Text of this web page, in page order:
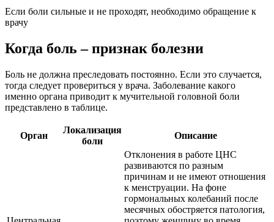
Если боли сильные и не проходят, необходимо обращение к
врачу
Когда боль – признак болезни
Боль не должна преследовать постоянно. Если это случается,
тогда следует провериться у врача. Заболевание какого
именно органа приводит к мучительной головной боли
представлено в таблице.
Орган
Локализация
боли
Описание
Отклонения в работе ЦНС
развиваются по разным
причинам и не имеют отношения
к менструации. На фоне
гормональных колебаний после
месячных обостряется патология,